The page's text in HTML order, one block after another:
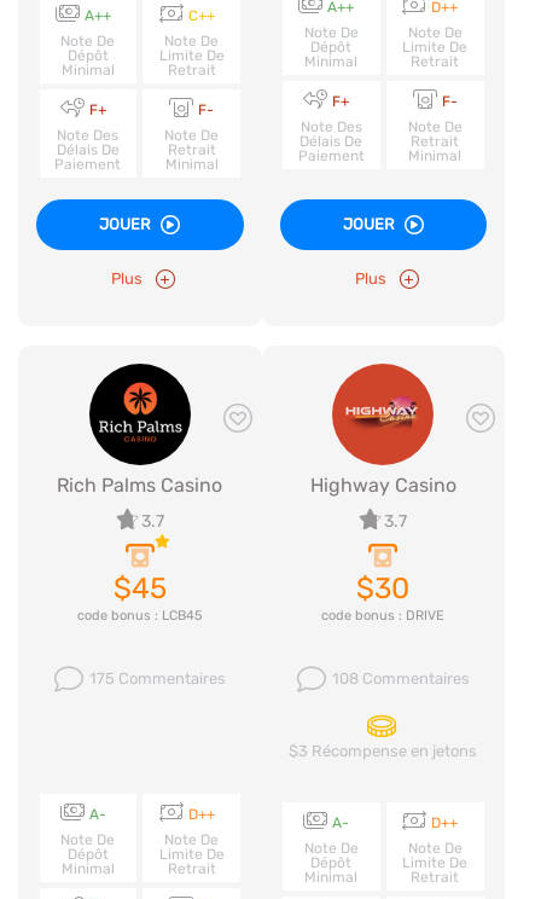
A++
Note De
Dépôt
Minimal
C++
Note De
Limite De
Retrait
F+
Note Des
Délais De
Paiement
F-
Note De
Retrait
Minimal
Plus
JOUER
A++
Note De
Dépôt
Minimal
D++
Note De
Limite De
Retrait
F+
Note Des
Délais De
Paiement
F-
Note De
Retrait
Minimal
Plus
JOUER
Rich Palms Casino
3.7
$45
code bonus : LCB45
A-
Note De
Dépôt
Minimal
D++
Note De
Limite De
Retrait
175 Commentaires
Highway Casino
3.7
$30
code bonus : DRIVE
A-
Note De
Dépôt
Minimal
D++
Note De
Limite De
Retrait
$3 Récompense en jetons
108 Commentaires